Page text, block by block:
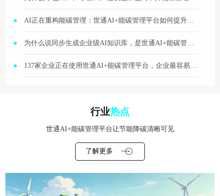
行业热点
世通AI+能碳管理平台让节能降碳清晰可见
了解更多